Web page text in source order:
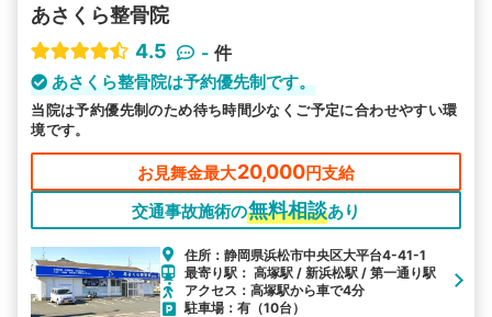
あさくら整骨院
4.5
- 件
あさくら整骨院は予約優先制です。
当院は予約優先制のため待ち時間少なくご予定に合わせやすい環
境です。
お見舞金最大20,000円支給
交通事故施術の無料相談あり
住所：静岡県浜松市中央区大平台4-41-1
最寄り駅： 高塚駅 / 新浜松駅 / 第一通り駅
アクセス：高塚駅から車で4分
駐車場：有（10台）